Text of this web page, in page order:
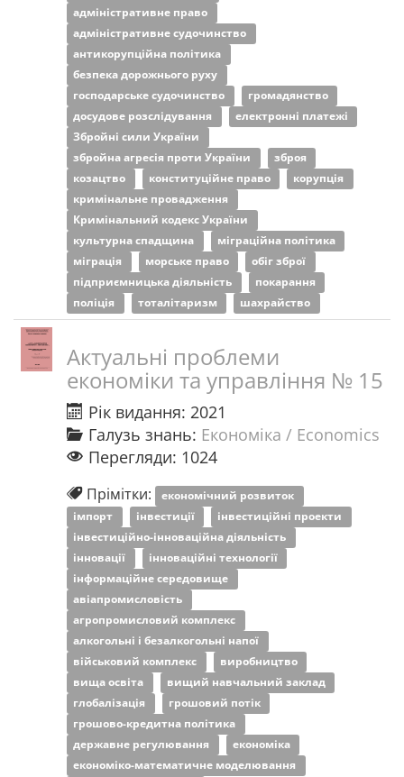
адміністративне право
адміністративне судочинство
антикорупційна політика
безпека дорожнього руху
господарське судочинство
громадянство
досудове розслідування
електронні платежі
Збройні сили України
збройна агресія проти України
зброя
козацтво
конституційне право
корупція
кримінальне провадження
Кримінальний кодекс України
культурна спадщина
міграційна політика
міграція
морське право
обіг зброї
підприємницька діяльність
покарання
поліція
тоталітаризм шахрайство
Актуальні проблеми
економіки та управління № 15
Рік видання: 2021
Галузь знань: Економіка / Economics
Перегляди: 1024
Прімітки: економічний розвиток
імпорт
інвестиції
інвестиційні проекти
інвестиційно-інноваційна діяльність
інновації
інноваційні технології
інформаційне середовище
авіапромисловість
агропромисловий комплекс
алкогольні і безалкогольні напої
військовий комплекс
виробництво
вища освіта
вищий навчальний заклад
глобалізація
грошовий потік
грошово-кредитна політика
державне регулювання
економіка
економіко-математичне моделювання